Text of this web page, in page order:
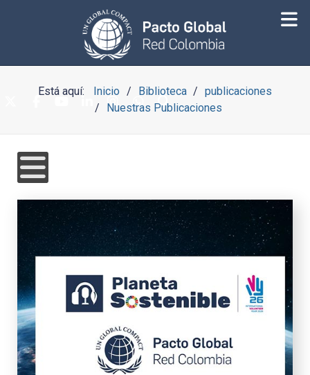
Está aquí: Inicio Biblioteca
publicaciones
Nuestras Publicaciones